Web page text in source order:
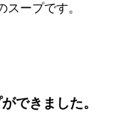
ープです。
できました。